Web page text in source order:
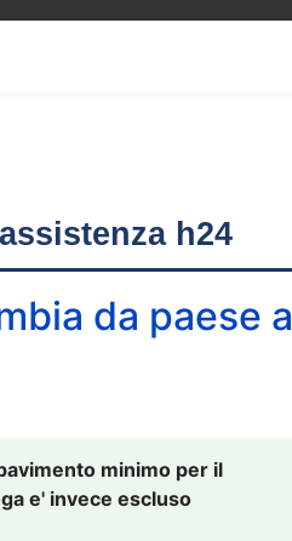
h24
da paese a
minimo per il
e' invece escluso